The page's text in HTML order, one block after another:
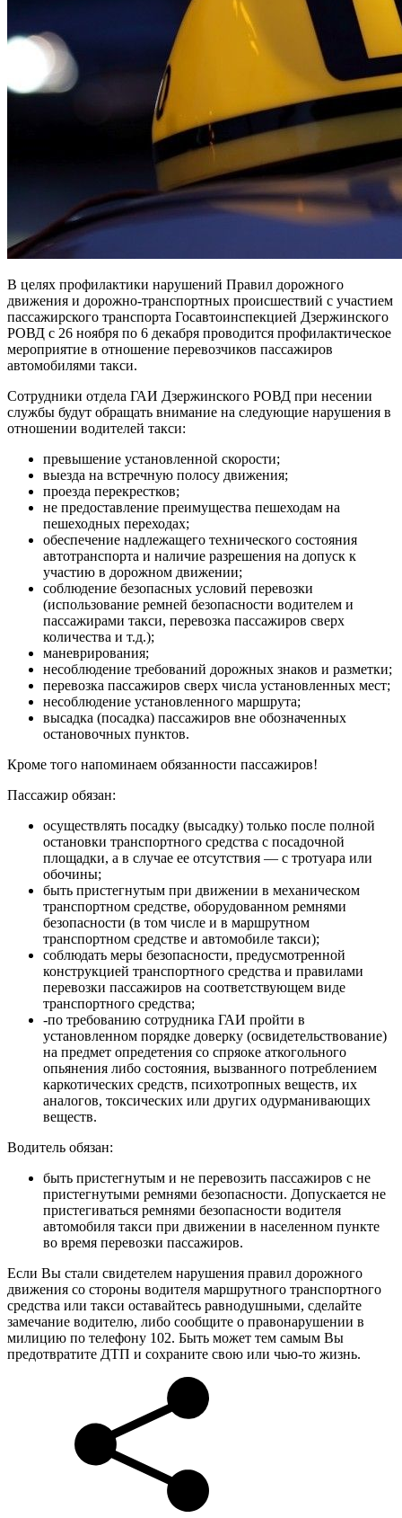
В целях профилактики нарушений Правил дорожного
движения и дорожно-транспортных происшествий с участием
пассажирского транспорта Госавтоинспекцией Дзержинского
РОВД с 26 ноября по 6 декабря проводится профилактическое
мероприятие в отношение перевозчиков пассажиров
автомобилями такси.
Сотрудники отдела ГАИ Дзержинского РОВД при несении
службы будут обращать внимание на следующие нарушения в
отношении водителей такси:
превышение установленной скорости;
выезда на встречную полосу движения;
проезда перекрестков;
не предоставление преимущества пешеходам на
пешеходных переходах;
обеспечение надлежащего технического состояния
автотранспорта и наличие разрешения на допуск к
участию в дорожном движении;
соблюдение безопасных условий перевозки
(использование ремней безопасности водителем и
пассажирами такси, перевозка пассажиров сверх
количества и т.д.);
маневрирования;
несоблюдение требований дорожных знаков и разметки;
перевозка пассажиров сверх числа установленных мест;
несоблюдение установленного маршрута;
высадка (посадка) пассажиров вне обозначенных
остановочных пунктов.
Кроме того напоминаем обязанности пассажиров!
Пассажир обязан:
осуществлять посадку (высадку) только после полной
остановки транспортного средства с посадочной
площадки, а в случае ее отсутствия — с тротуара или
обочины;
быть пристегнутым при движении в механическом
транспортном средстве, оборудованном ремнями
безопасности (в том числе и в маршрутном
транспортном средстве и автомобиле такси);
соблюдать меры безопасности, предусмотренной
конструкцией транспортного средства и правилами
перевозки пассажиров на соответствующем виде
транспортного средства;
-по требованию сотрудника ГАИ пройти в
установленном порядке доверку (освидетельствование)
на предмет опредетения со спряоке аткогольного
опьянения либо состояния, вызванного потреблением
каркотических средств, психотропных веществ, их
аналогов, токсических или других одурманивающих
веществ.
Водитель обязан:
быть пристегнутым и не перевозить пассажиров с не
пристегнутыми ремнями безопасности. Допускается не
пристегиваться ремнями безопасности водителя
автомобиля такси при движении в населенном пункте
во время перевозки пассажиров.
Если Вы стали свидетелем нарушения правил дорожного
движения со стороны водителя маршрутного транспортного
средства или такси оставайтесь равнодушными, сделайте
замечание водителю, либо сообщите о правонарушении в
милицию по телефону 102. Быть может тем самым Вы
предотвратите ДТП и сохраните свою или чью-то жизнь.